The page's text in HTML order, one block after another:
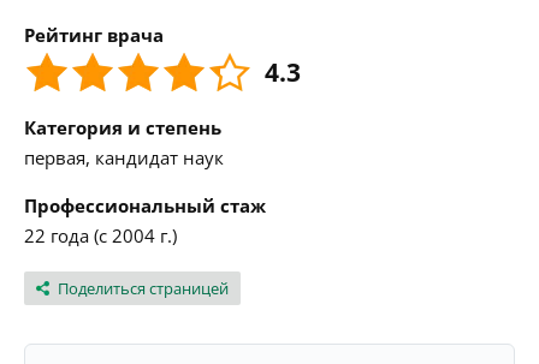
Рейтинг врача
4.3
Категория и степень
первая, кандидат наук
Профессиональный стаж
22 года (с 2004 г.)
Поделиться страницей